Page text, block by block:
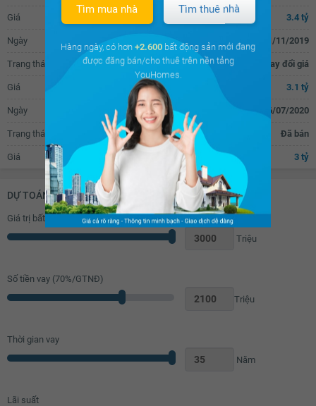
Giá 3.4 tỷ
Ngày 11/11/2019
Trạng thái Thay đổi giá
Giá 3.1 tỷ
Ngày 06/07/2020
Trạng thái Đã bán
Giá 3 tỷ
DỰ TOÁN KHOẢN VAY (ĐƠN VỊ: VNĐ)
Giá trị bất động sản
Triệu
Số tiền vay (70%/GTNĐ)
Triệu
Thời gian vay
Năm
Lãi suất
Tìm mua nhà Tìm thuê nhà
Hàng ngày, có hơn +2.600 bất động sản mới đang
được đăng bán/cho thuê trên nền tảng
YouHomes.